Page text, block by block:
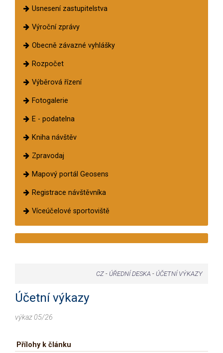
Usnesení zastupitelstva
Výroční zprávy
Obecně závazné vyhlášky
Rozpočet
Výběrová řízení
Fotogalerie
E - podatelna
Kniha návštěv
Zpravodaj
Mapový portál Geosens
Registrace návštěvníka
Víceúčelové sportoviště
CZ- ÚŘEDNÍ DESKA - ÚČETNÍ VÝKAZY
Účetní výkazy
výkaz 05/26
Přílohy k článku